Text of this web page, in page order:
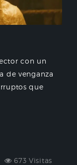
con un
de venganza
que
673 Visitas